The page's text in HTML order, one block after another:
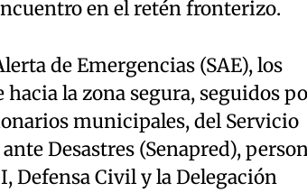
en el retén fronterizo.
de Emergencias (SAE), los
la zona segura, seguidos
municipales, del Servicio
Desastres (Senapred),
Defensa Civil y la Delegación